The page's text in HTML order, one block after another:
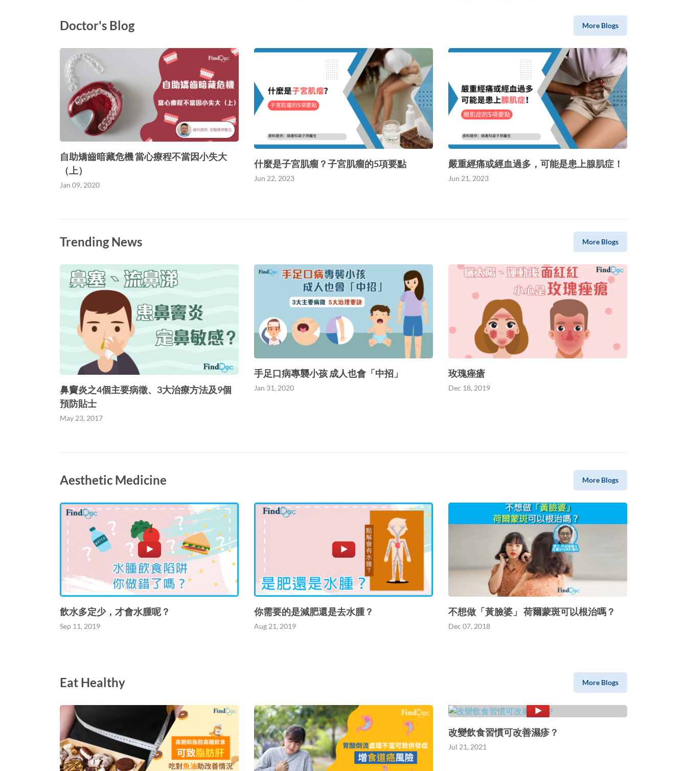
Doctor's Blog More Blogs
自助矯齒暗藏危機 當心療程不當因小失大
（上）
Jan 09, 2020
什麼是子宮肌瘤？子宮肌瘤的5項要點
Jun 22, 2023
嚴重經痛或經血過多，可能是患上腺肌症！
Jun 21, 2023
Trending News More Blogs
鼻竇炎之4個主要病徵、3大治療方法及9個
預防貼士
May 23, 2017
手足口病專襲小孩 成人也會「中招」
Jan 31, 2020
玫瑰痤瘡
Dec 18, 2019
Aesthetic Medicine More Blogs
飲水多定少，才會水腫呢？
Sep 11, 2019
你需要的是減肥還是去水腫？
Aug 21, 2019
不想做「黃臉婆」 荷爾蒙斑可以根治嗎？
Dec 07, 2018
Eat Healthy More Blogs
改變飲食習慣可改善濕疹？
Jul 21, 2021